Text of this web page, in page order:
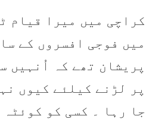
کراچی میں میرا قیام
میں فوجی افسروں کے
پریشان تھے کہ اُنہیں
پر لڑنے کیلئے کیوں
جا رہا ۔ کسی کو